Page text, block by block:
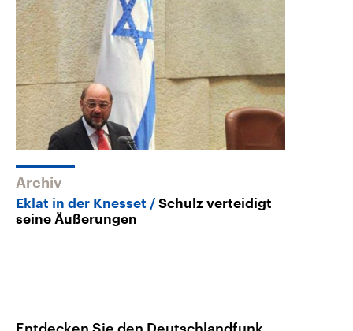
Archiv
Eklat in der Knesset
Schulz verteidigt
seine Äußerungen